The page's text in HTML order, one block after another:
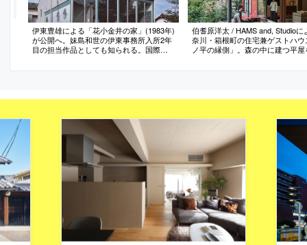
伊東豊雄による「花小金井の家」(1983年)
が公開へ。妹島和世の伊東事務所入所2年
目の担当作品としても知られる。国際文
担う
伯耆原洋太 / HAMS and, Studioに
奈川・箱根町の住宅兼ゲストハウ
ノ平の縁側」。森の中に建つ平屋
の構成に着目し、内外を繋ぐと共
と外の新たな関係に寄与